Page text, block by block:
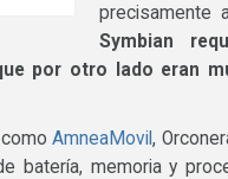
precisamente
Symbian
por otro lado eran
comoAmneaMovil,
batería, memoria y